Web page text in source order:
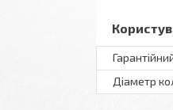
Діаметр